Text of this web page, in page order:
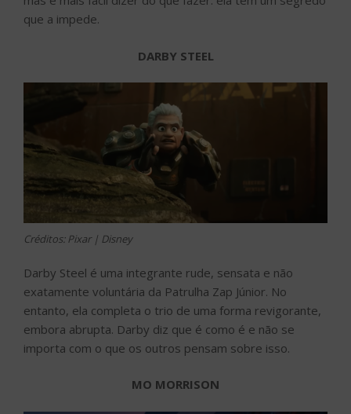
que a impede.
DARBY STEEL
Créditos: Pixar | Disney
Darby Steel é uma integrante rude, sensata e não
exatamente voluntária da Patrulha Zap Júnior. No
entanto, ela completa o trio de uma forma revigorante,
embora abrupta. Darby diz que é como é e não se
importa com o que os outros pensam sobre isso.
MO MORRISON